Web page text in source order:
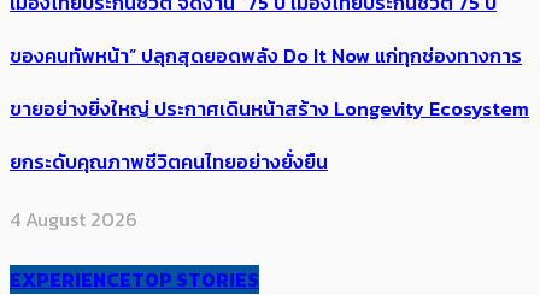
ของคนทัพหน้า” ปลุกสุดยอดพลัง Do It Now แก่ทุกช่องทางการ
ขายอย่างยิ่งใหญ่ ประกาศเดินหน้าสร้าง Longevity Ecosystem
ยกระดับคุณภาพชีวิตคนไทยอย่างยั่งยืน
4 August 2026
EXPERIENCETOP STORIES